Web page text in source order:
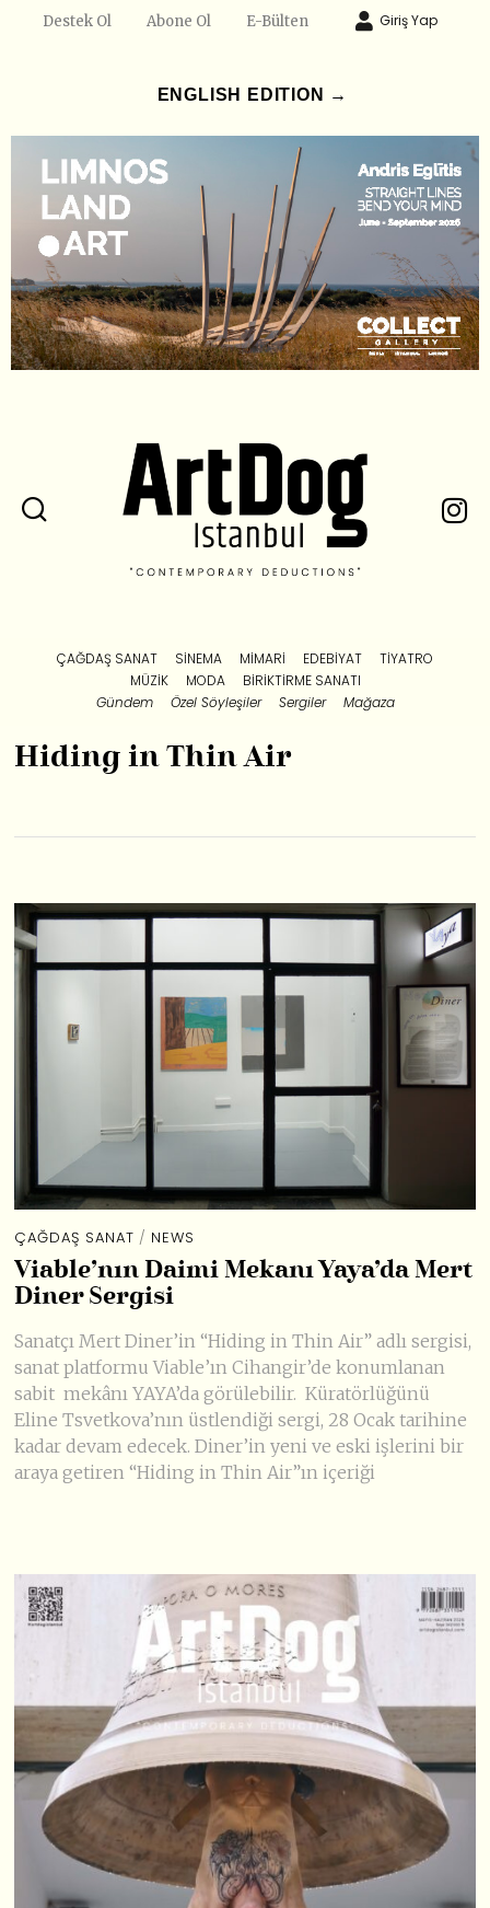
Destek Ol Abone Ol E-Bülten Giriş Yap
ENGLISH EDITION →
ÇAĞDAŞ SANAT SINEMA MIMARI EDEBIYAT
TIYATRO
MÜZIK
MODA
BIRIKTIRME SANATI
Gündem
Özel Söyleşiler Sergiler Mağaza
Hiding in Thin Air
ÇAĞDAŞ SANAT / NEWS
Viable’nın Daimi Mekanı Yaya’da Mert
Diner Sergisi
Sanatçı Mert Diner’in “Hiding in Thin Air” adlı sergisi,
sanat platformu Viable’ın Cihangir’de konumlanan
sabit mekânı YAYA’da görülebilir. Küratörlüğünü
Eline Tsvetkova’nın üstlendiği sergi, 28 Ocak tarihine
kadar devam edecek. Diner’in yeni ve eski işlerini bir
araya getiren “Hiding in Thin Air”ın içeriği